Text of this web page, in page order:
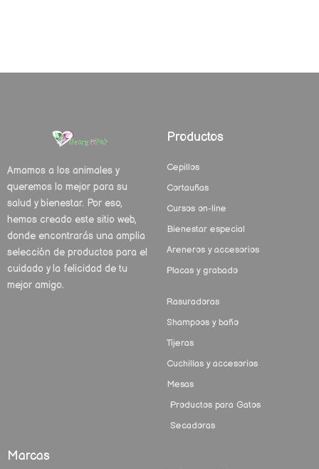
Amamos a los animales y
queremos lo mejor para su
salud y bienestar. Por eso,
hemos creado este sitio web,
donde encontrarás una amplia
selección de productos para el
cuidado y la felicidad de tu
mejor amigo.
Productos
Cepillos
Cortauñas
Cursos on-line
Bienestar especial
Areneros y accesorios
Placas y grabado
Rasuradoras
Shampoos y baño
Tijeras
Cuchillas y accesorios
Mesas
Productos para Gatos
Secadoras
Marcas